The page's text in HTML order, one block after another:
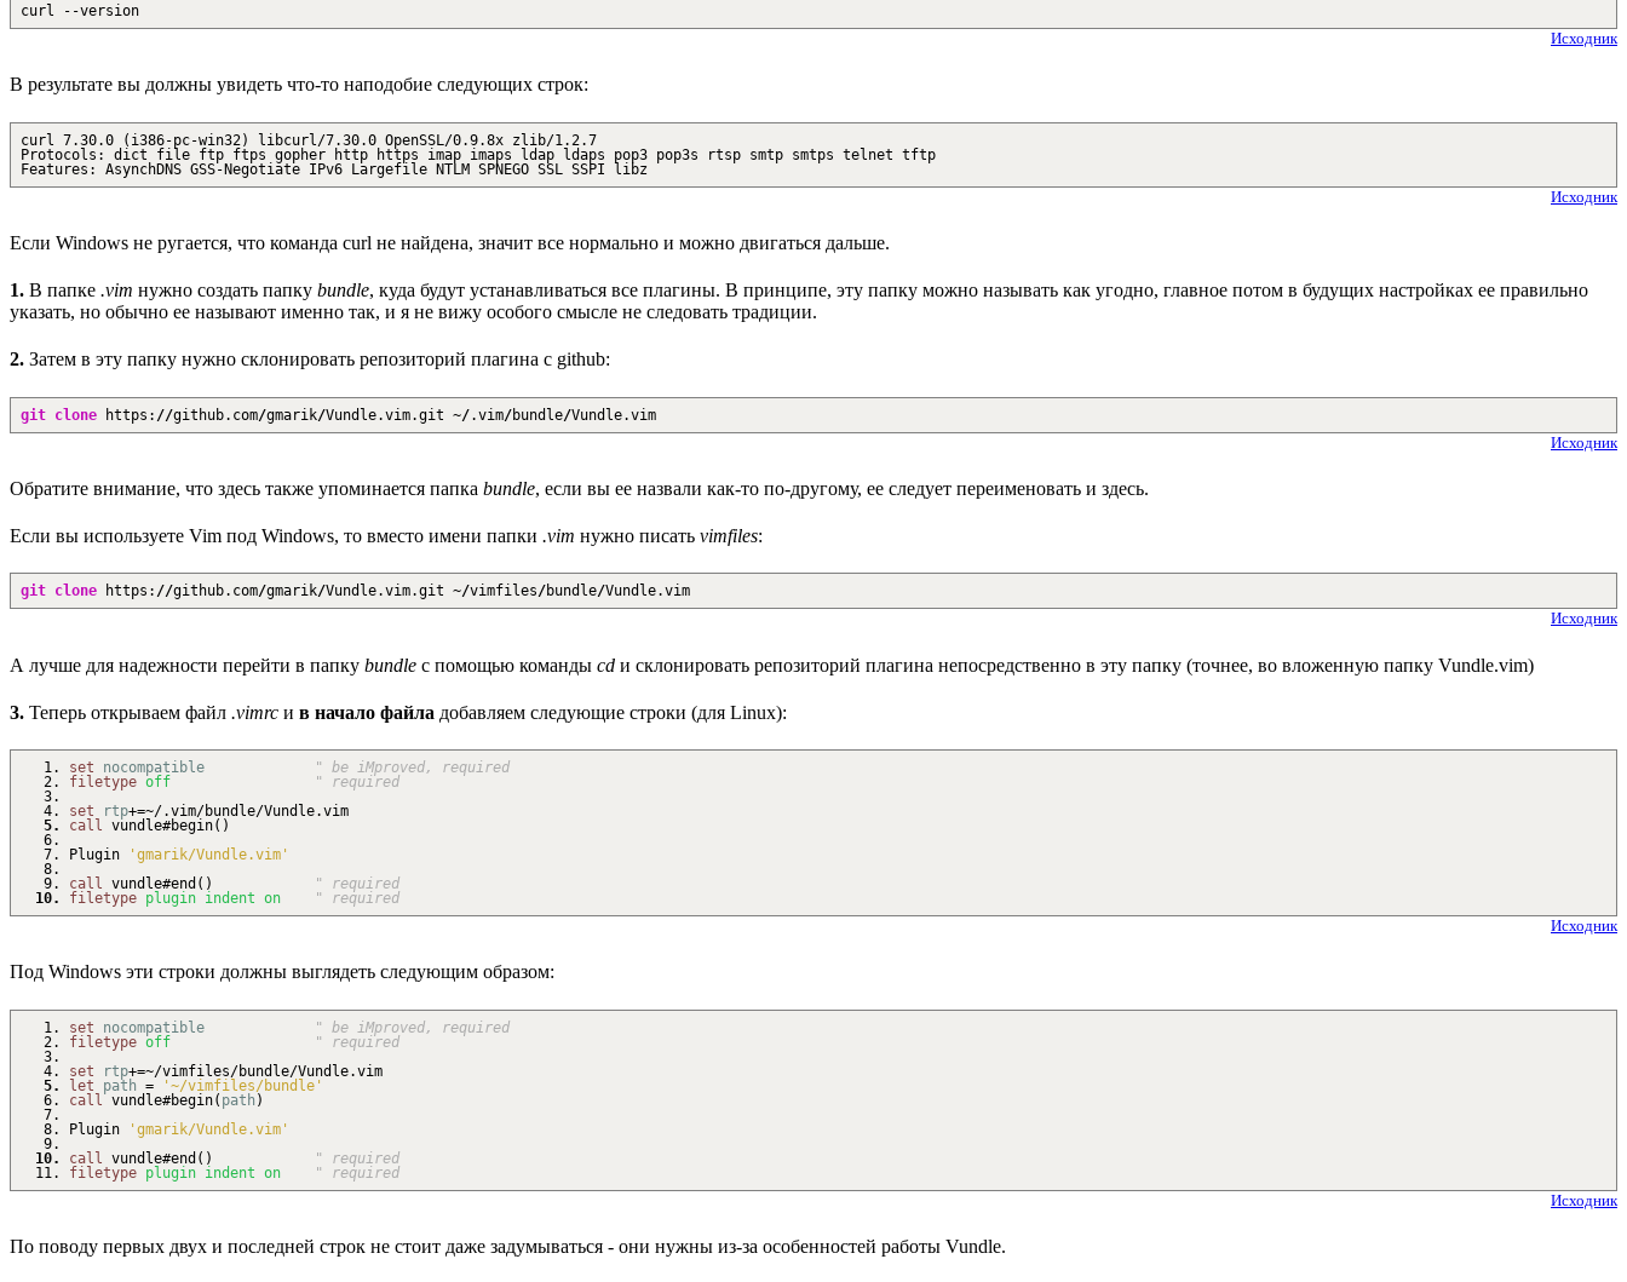
curl --version
Исходник
В результате вы должны увидеть что-то наподобие следующих строк:
curl 7.30.0 (i386-pc-win32) libcurl/7.30.0 OpenSSL/0.9.8x zlib/1.2.7
Protocols: dict file ftp ftps gopher http https imap imaps ldap ldaps pop3 pop3s rtsp smtp smtps telnet tftp
Features: AsynchDNS GSS-Negotiate IPv6 Largefile NTLM SPNEGO SSL SSPI libz
Исходник
Если Windows не ругается, что команда curl не найдена, значит все нормально и можно двигаться дальше.
1. В папке .vim нужно создать папку bundle, куда будут устанавливаться все плагины. В принципе, эту папку можно называть как угодно, главное потом в будущих настройках ее правильно
указать, но обычно ее называют именно так, и я не вижу особого смысле не следовать традиции.
2. Затем в эту папку нужно склонировать репозиторий плагина с github:
git clone https: //github.com/gmarik/Vundle.vim.git ~/.vim/bundle/Vundle.vim
Исходник
Обратите внимание, что здесь также упоминается папка bundle, если вы ее назвали как-то по-другому, ее следует переименовать и здесь.
Если вы используете Vim под Windows, то вместо имени папки .vim нужно писать vimfiles:
git clone https: //github.com/gmarik/Vundle.vim.git ~/vimfiles/bundle/Vundle.vim
Исходник
А лучше для надежности перейти в папку bundle с помощью команды cd и склонировать репозиторий плагина непосредственно в эту папку (точнее, во вложенную папку Vundle.vim)
3. Теперь открываем файл .vimrc и в начало файла добавляем следующие строки (для Linux):
set nocompatible " be iMproved, required
filetype off " required
set
rtp+=~/.vim/bundle/Vundle.vim
call vundle#begin( )
Plugin
'gmarik/Vundle.vim'
call vundle#end ( )
" required
filetype plugin indent on " required
Исходник
Под Windows эти строки должны выглядеть следующим образом:
set nocompatible " be iMproved, required
filetype off " required
set
rtp+=~/vimfiles/bundle/Vundle.vim
let
path =
'~/vimfiles/bundle'
call vundle#begin( path )
Plugin
'gmarik/Vundle.vim'
call
vundle#end ( )
" required
filetype plugin indent on " required
Исходник
По поводу первых двух и последней строк не стоит даже задумываться - они нужны из-за особенностей работы Vundle.